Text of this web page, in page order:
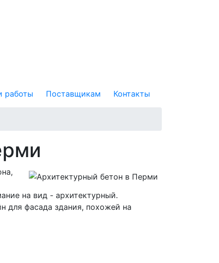
работы Поставщикам Контакты
на вид - архитектурный.
для фасада здания, похожей на